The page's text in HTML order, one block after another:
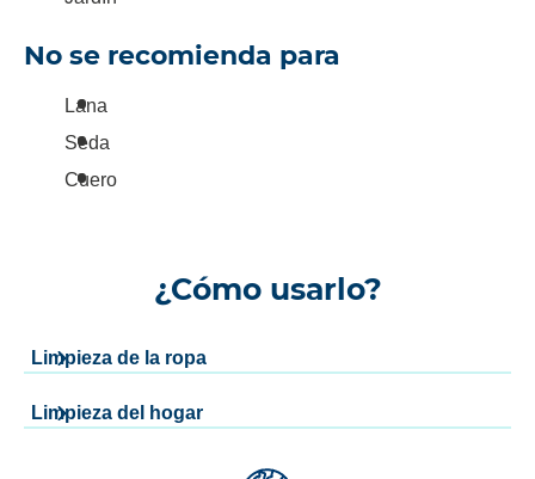
No se recomienda para
Lana
Seda
Cuero
¿Cómo usarlo?
Limpieza de la ropa
Limpieza del hogar